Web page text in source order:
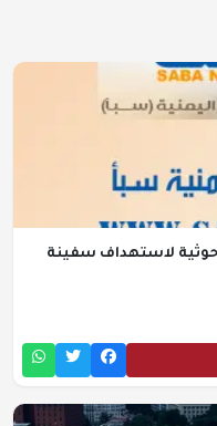
حوثية لاستهداف سفينة